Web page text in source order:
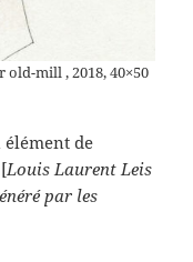
mill , 2018, 40×50
élément de
Louis Laurent Leis
par les